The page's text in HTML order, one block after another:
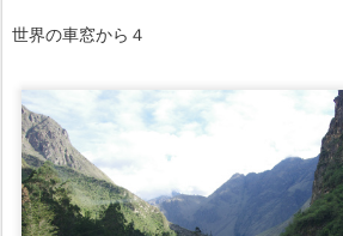
世界の車窓から４